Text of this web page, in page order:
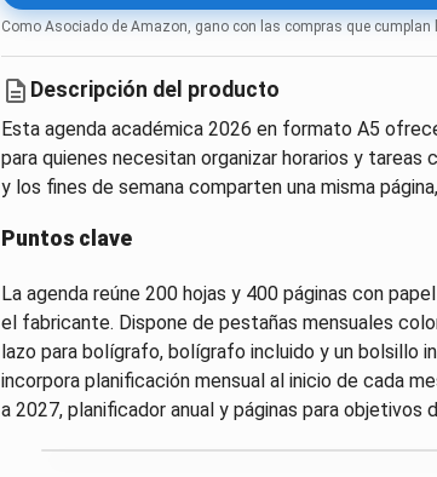
Como Asociado de Amazon, gano con las compras que cumplan
Descripción del producto
Esta agenda académica 2026 en formato A5
para quienes necesitan organizar horarios y tareas
y los fines de semana comparten una misma
Puntos clave
La agenda reúne 200 hojas y 400 páginas con
el fabricante. Dispone de pestañas mensuales
lazo para bolígrafo, bolígrafo incluido y un bolsillo
incorpora planificación mensual al inicio de cada
a 2027, planificador anual y páginas para objetivos